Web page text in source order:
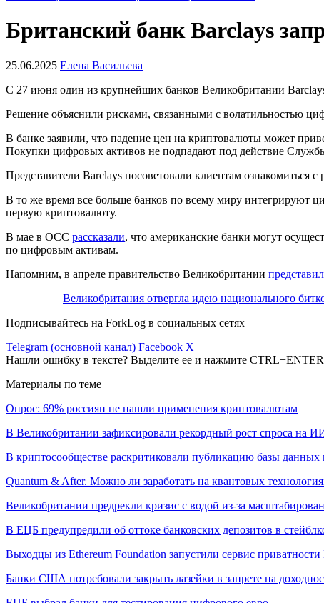
Британский банк Barclays
25.06.2025 Елена Васильева
С 27 июня один из крупнейших банков Великобритании
Решение объяснили рисками, связанными с волатильностью
В банке заявили, что падение цен на криптовалюты может
Покупки цифровых активов не подпадают под действие
Представители Barclays посоветовали клиентам ознакомиться
В то же время все больше банков по всему миру
первую криптовалюту.
В мае в OCC рассказали, что американские банки могут
по цифровым активам.
Напомним, в апреле правительство Великобритании
Великобритания отвергла идею национального
Подписывайтесь на ForkLog в социальных сетях
Telegram (основной канал) Facebook X
Нашли ошибку в тексте? Выделите ее и нажмите CTRL+ENTER
Материалы по теме
Опрос: 69% россиян не нашли применения криптовалютам
В Великобритании зафиксировали рекордный рост спроса на
В криптосообществе раскритиковали публикацию базы
Quantum & After. Можно ли заработать на квантовых
Великобритании предрекли кризис с водой из-за
В ЕЦБ предупредили об оттоке банковских депозитов в
Выходцы из Ethereum Foundation запустили сервис приватности
Банки США потребовали закрыть лазейки в запрете на